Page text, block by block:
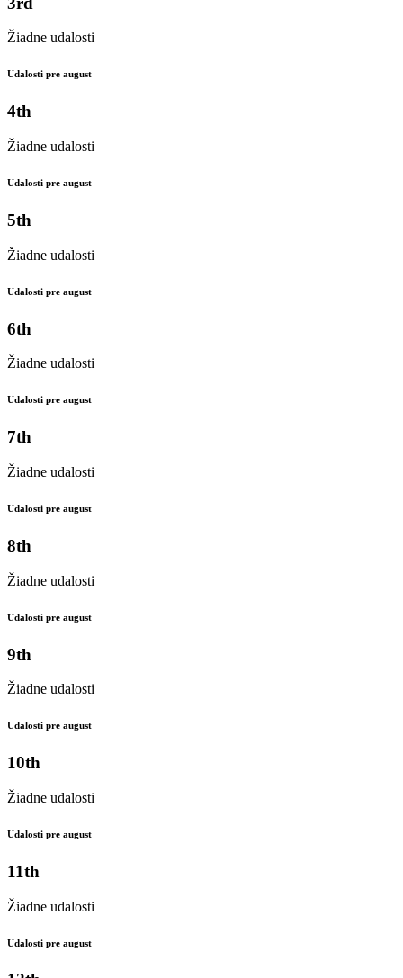
Žiadne udalosti
Udalosti pre august
4th
Žiadne udalosti
Udalosti pre august
5th
Žiadne udalosti
Udalosti pre august
6th
Žiadne udalosti
Udalosti pre august
7th
Žiadne udalosti
Udalosti pre august
8th
Žiadne udalosti
Udalosti pre august
9th
Žiadne udalosti
Udalosti pre august
10th
Žiadne udalosti
Udalosti pre august
11th
Žiadne udalosti
Udalosti pre august